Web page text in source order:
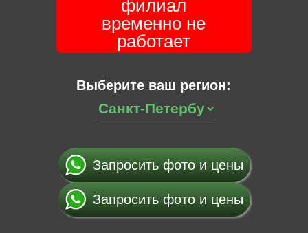
филиал
временно не
работает
Выберите ваш регион:
Запросить фото и цены
Запросить фото и цены